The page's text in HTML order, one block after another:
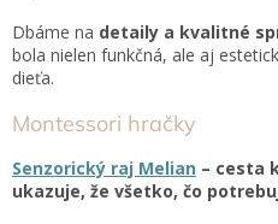
Dbáme na detaily a kvalitné
bola nielen funkčná, ale aj
dieťa.
Montessori hračky
Senzorický raj Melian – cesta
ukazuje, že všetko, čo